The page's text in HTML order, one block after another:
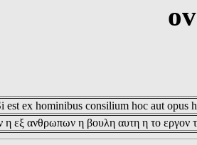
est ex hominibus consilium hoc aut opus
η εξ ανθρωπων η βουλη αυτη η το εργον